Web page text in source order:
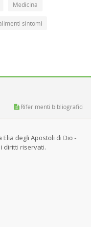
Medicina
sintomi
Riferimenti bibliografici
Elia degli Apostoli di Dio -
diritti riservati.